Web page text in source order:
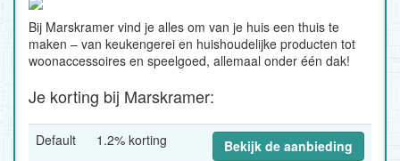
Bij Marskramer vind je alles om van je huis een thuis te
maken – van keukengerei en huishoudelijke producten tot
woonaccessoires en speelgoed, allemaal onder één dak!
Je korting bij Marskramer:
Default 1.2% korting Bekijk de aanbieding